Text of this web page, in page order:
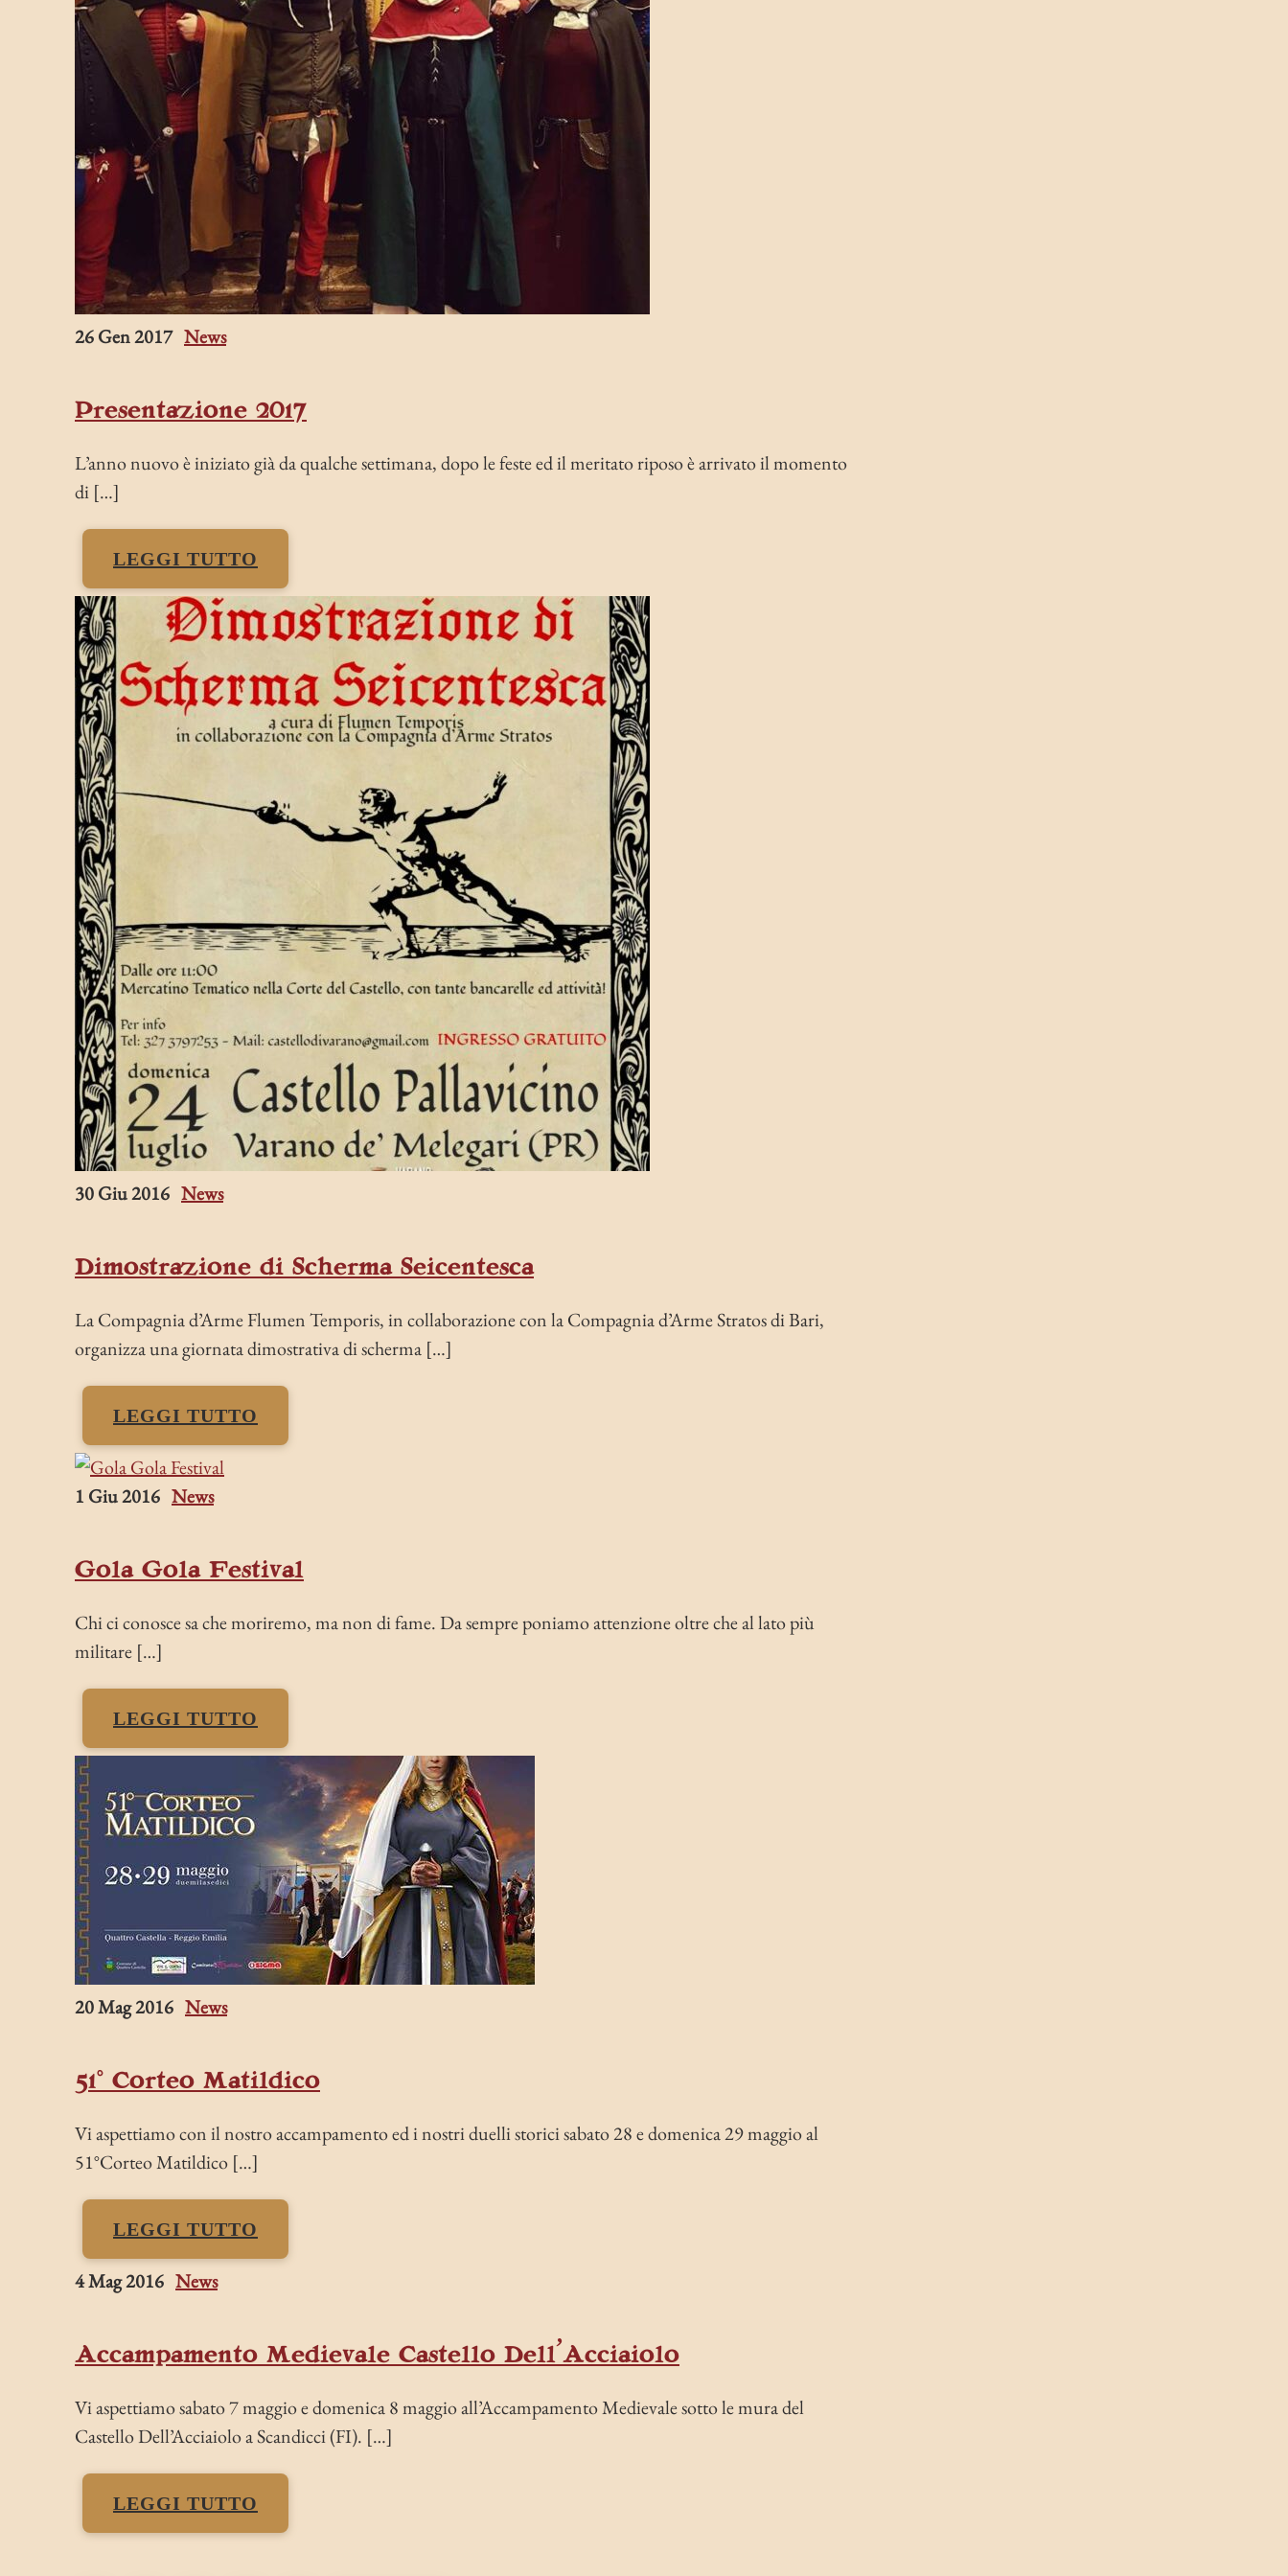
26 Gen 2017 News
Presentazione 2017
L’anno nuovo è iniziato già da qualche settimana, dopo le feste ed il meritato riposo è arrivato il momento
di […]
LEGGI TUTTO
30 Giu 2016 News
Dimostrazione di Scherma Seicentesca
La Compagnia d’Arme Flumen Temporis, in collaborazione con la Compagnia d’Arme Stratos di Bari,
organizza una giornata dimostrativa di scherma […]
LEGGI TUTTO
1 Giu 2016 News
Gola Gola Festival
Chi ci conosce sa che moriremo, ma non di fame. Da sempre poniamo attenzione oltre che al lato più
militare […]
LEGGI TUTTO
20 Mag 2016 News
51° Corteo Matildico
Vi aspettiamo con il nostro accampamento ed i nostri duelli storici sabato 28 e domenica 29 maggio al
51°Corteo Matildico […]
LEGGI TUTTO
4 Mag 2016 News
Accampamento Medievale Castello Dell’Acciaiolo
Vi aspettiamo sabato 7 maggio e domenica 8 maggio all’Accampamento Medievale sotto le mura del
Castello Dell’Acciaiolo a Scandicci (FI). […]
LEGGI TUTTO